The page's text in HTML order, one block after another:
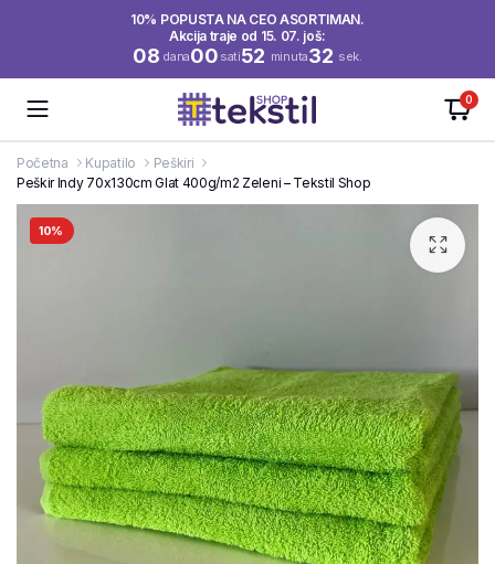
10% POPUSTA NA CEO ASORTIMAN.
Akcija traje od 15. 07. još:
08 dana00 sati52 minuta32 sek.
0
Početna Kupatilo
Peškiri
Peškir Indy 70x130cm Glat 400g/m2 Zeleni – Tekstil Shop
10%